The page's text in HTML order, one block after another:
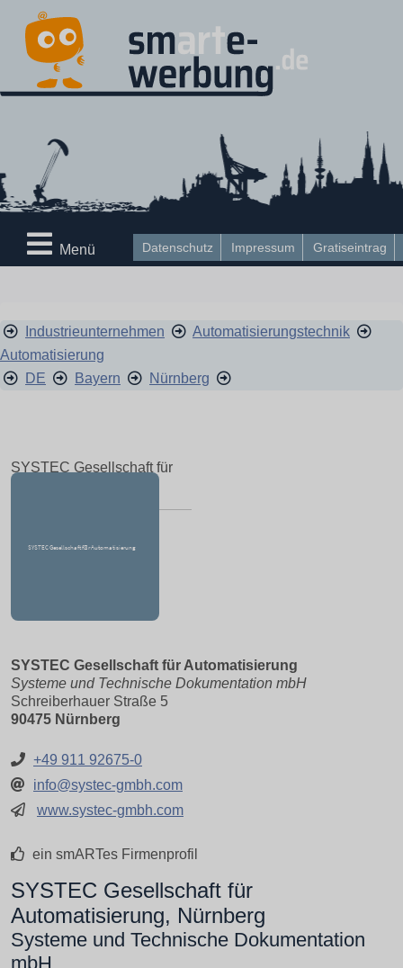
Datenschutz Impressum Gratiseintrag
Menü
Industrieunternehmen
Automatisierungstechnik
Automatisierung
DE
Bayern Nürnberg
SYSTEC Gesellschaft für
SYSTEC Gesellschaft für Automatisierung
Systeme und Technische Dokumentation mbH
Schreiberhauer Straße 5
90475 Nürnberg
+49 911 92675-0
info@systec-gmbh.com
www.systec-gmbh.com
ein smARTes Firmenprofil
SYSTEC Gesellschaft für
Automatisierung, Nürnberg
Systeme und Technische Dokumentation
mbH